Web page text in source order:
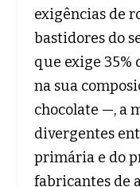
exigências de
bastidores do
que exige 35%
na sua
chocolate —, a
divergentes
primária e do
fabricantes de